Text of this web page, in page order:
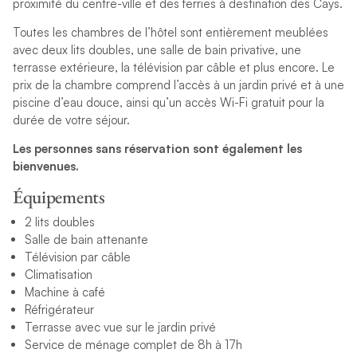
n’aurez qu’une envie : revenir encore et encore.
Contact
+1 242.367.4000 |bahamas@thlmarine.com
Adresse
PO Box AB 20469
Marsh Harbour, Abaco, Bahamas
proximité du centre-ville et des ferries à destination des Cays.
Toutes les chambres de l’hôtel sont entièrement meublées
avec deux lits doubles, une salle de bain privative, une
terrasse extérieure, la télévision par câble et plus encore. Le
prix de la chambre comprend l’accès à un jardin privé et à une
piscine d’eau douce, ainsi qu’un accès Wi-Fi gratuit pour la
durée de votre séjour.
Les personnes sans réservation sont également les
bienvenues.
Équipements
2 lits doubles
Salle de bain attenante
Télévision par câble
Climatisation
Machine à café
Réfrigérateur
Terrasse avec vue sur le jardin privé
Service de ménage complet de 8h à 17h